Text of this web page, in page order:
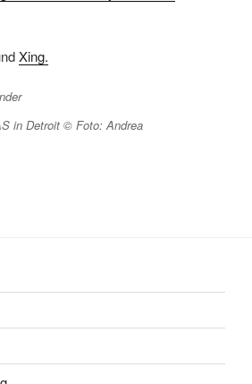
Xing.
in Detroit © Foto: Andrea